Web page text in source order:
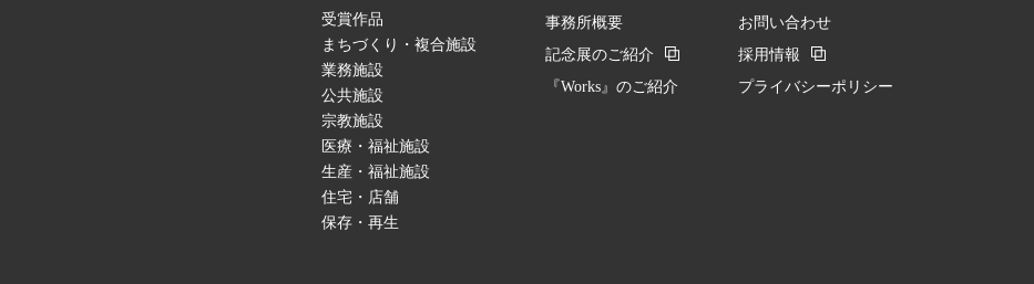
受賞作品
まちづくり・複合施設
業務施設
公共施設
宗教施設
医療・福祉施設
生産・福祉施設
住宅・店舗
保存・再生
事務所概要
記念展のご紹介
『Works』のご紹介
お問い合わせ
採用情報
プライバシーポリシー